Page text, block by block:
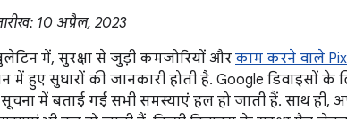
10 अप्रैल, 2023
में, सुरक्षा से जुड़ी कमजोरियों औरकाम करने वाले
हुए सुधारों की जानकारी होती है. Google डिवाइसों
में बताई गई सभी समस्याएं हल हो जाती हैं. साथ ही,